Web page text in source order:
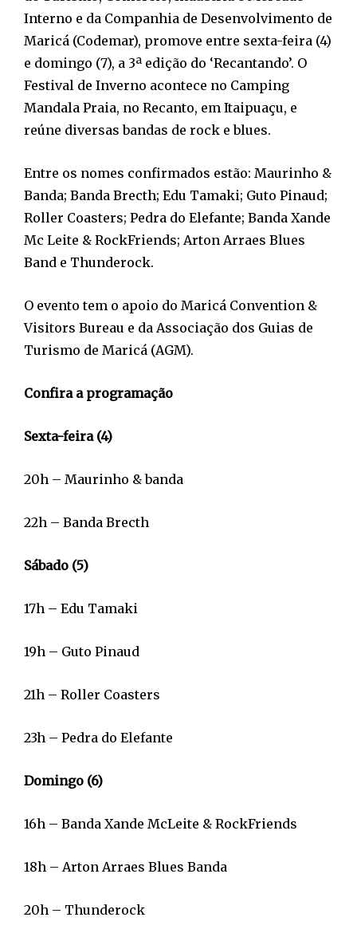
Interno e da Companhia de Desenvolvimento de
Maricá (Codemar), promove entre sexta-feira (4)
e domingo (7), a 3ª edição do ‘Recantando’. O
Festival de Inverno acontece no Camping
Mandala Praia, no Recanto, em Itaipuaçu, e
reúne diversas bandas de rock e blues.
Entre os nomes confirmados estão: Maurinho &
Banda; Banda Brecth; Edu Tamaki; Guto Pinaud;
Roller Coasters; Pedra do Elefante; Banda Xande
Mc Leite & RockFriends; Arton Arraes Blues
Band e Thunderock.
O evento tem o apoio do Maricá Convention &
Visitors Bureau e da Associação dos Guias de
Turismo de Maricá (AGM).
Confira a programação
Sexta-feira (4)
20h – Maurinho & banda
22h – Banda Brecth
Sábado (5)
17h – Edu Tamaki
19h – Guto Pinaud
21h – Roller Coasters
23h – Pedra do Elefante
Domingo (6)
16h – Banda Xande McLeite & RockFriends
18h – Arton Arraes Blues Banda
20h – Thunderock